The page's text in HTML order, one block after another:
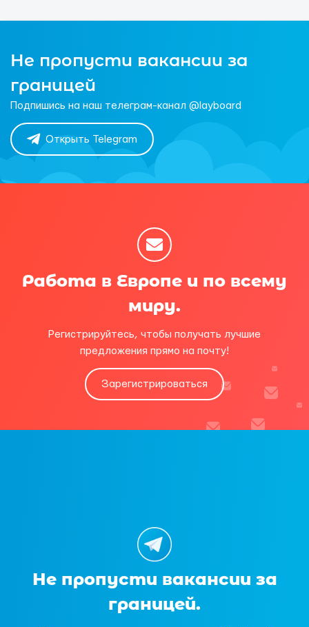
Не пропусти вакансии за
границей
Подпишись на наш телеграм-канал @layboard
Открыть Telegram
Работа в Европе и по всему
миру.
Регистрируйтесь, чтобы получать лучшие
предложения прямо на почту!
Зарегистрироваться
Не пропусти вакансии за
границей.